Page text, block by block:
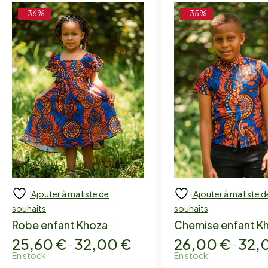
-36%
Add to cart
Ajouter à ma liste de
souhaits
Robe enfant Khoza
25,60 € – 32,00 €
En stock
-35%
Add to cart
Ajouter à ma liste
souhaits
Chemise enfant
26,00 € –
En stock